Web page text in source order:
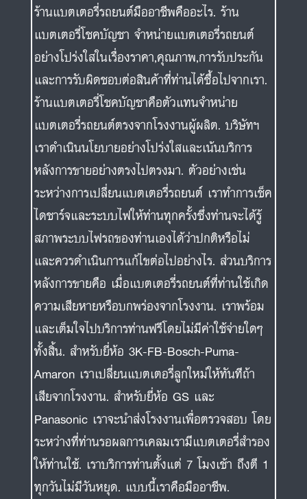
ร้านแบตเตอรี่รถยนต์มืออาชีพคืออะไร. ร้าน
แบตเตอรี่โชคบัญชา จำหน่ายแบตเตอรี่รถยนต์
อย่างโปร่งใสในเรื่องราคา,คุณภาพ,การรับประกัน
และการรับผิดชอบต่อสินค้าที่ท่านได้ซื้อไปจากเรา.
ร้านแบตเตอรี่โชคบัญชาคือตัวแทนจำหน่าย
แบตเตอรี่รถยนต์ตรงจากโรงงานผู้ผลิต. บริษัทฯ
เราดำเนินนโยบายอย่างโปร่งใสและเน้นบริการ
หลังการขายอย่างตรงไปตรงมา. ตัวอย่างเช่น
ระหว่างการเปลี่ยนแบตเตอรี่รถยนต์ เราทำการเช็ค
ไดชาร์จและระบบไฟให้ท่านทุกครั้งซึ่งท่านจะได้รู้
สภาพระบบไฟรถของท่านเองได้ว่าปกติหรือไม่
และควรดำเนินการแก้ไขต่อไปอย่างไร. ส่วนบริการ
หลังการขายคือ เมื่อแบตเตอรี่รถยนต์ที่ท่านใช้เกิด
ความเสียหายหรือบกพร่องจากโรงงาน. เราพร้อม
และเต็มใจไปบริการท่านฟรีโดยไม่มีค่าใช้จ่ายใดๆ
ทั้งสิ้น. สำหรับยี่ห้อ 3K-FB-Bosch-Puma-
Amaron เราเปลี่ยนแบตเตอรี่ลูกใหม่ให้ทันทีถ้า
เสียจากโรงงาน. สำหรับยี่ห้อ GS และ
Panasonic เราจะนำส่งโรงงานเพื่อตรวจสอบ โดย
ระหว่างที่ท่านรอผลการเคลมเรามีแบตเตอรี่สำรอง
ให้ท่านใช้. เราบริการท่านตั้งแต่ 7 โมงเช้า ถึงตี 1
ทุกวันไม่มีวันหยุด. แบบนี้เราคือมืออาชีพ.